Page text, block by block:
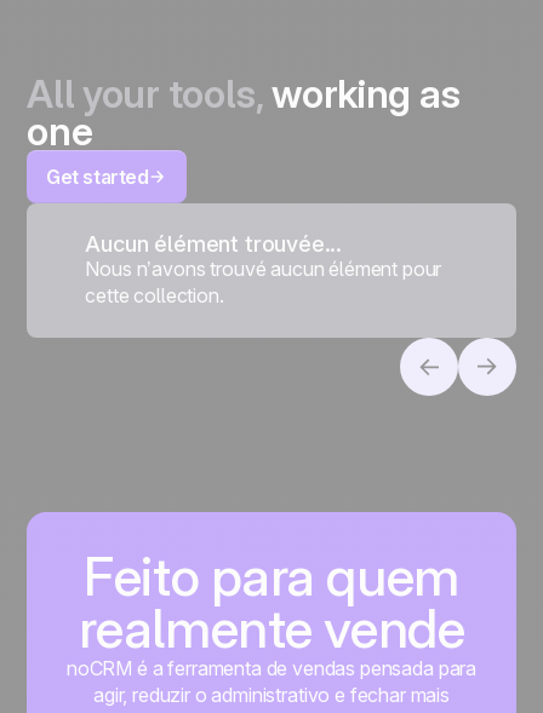
All your tools,working as
one
Get started
Aucun élément trouvée...
Nous n’avons trouvé aucun élément pour
cette collection.
Feito para quem
realmente vende
noCRM é a ferramenta de vendas pensada para
agir, reduzir o administrativo e fechar mais